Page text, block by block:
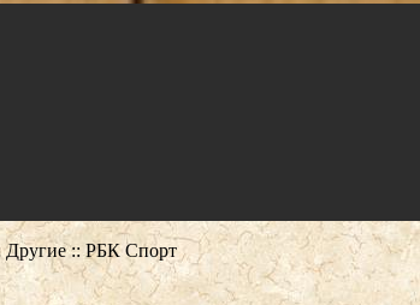
Другие :: РБК Спорт